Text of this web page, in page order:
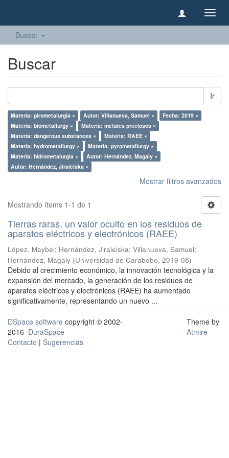
Buscar
Buscar
Ir
Materia: pirometalurgia × Autor: Villanueva, Samuel ×
Fecha: 2019 ×
Materia: biometallurgy ×
Materia: metales preciosos ×
Materia: dangerous substances ×
Materia: RAEE ×
Materia: hydrometallurgy ×
Materia: pyrometallurgy ×
Materia: hidrometalurgia ×
Autor: Hernández, Magaly ×
Autor: Hernández, Jiraleiska ×
Mostrar filtros avanzados
Mostrando ítems 1-1 de 1
Tierras raras, un valor oculto en los residuos de
aparatos eléctricos y electrónicos (RAEE)
López, Maybel; Hernández, Jiraleiska; Villanueva, Samuel;
Hernández, Magaly (Universidad de Carabobo, 2019-08)
Debido al crecimiento económico, la innovación tecnológica y la
expansión del mercado, la generación de los residuos de
aparatos eléctricos y electrónicos (RAEE) ha aumentado
significativamente, representando un nuevo ...
DSpace software copyright © 2002-
2016 DuraSpace
Contacto | Sugerencias
Theme by
Atmire